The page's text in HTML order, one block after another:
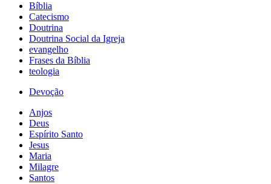
Bíblia
Catecismo
Doutrina
Doutrina Social da Igreja
evangelho
Frases da Bíblia
teologia
Devoção
Anjos
Deus
Espírito Santo
Jesus
Maria
Milagre
Santos